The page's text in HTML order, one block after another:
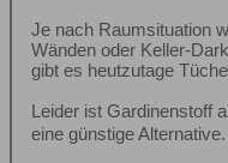
Je nach Raumsituation
Wänden oder Keller-
gibt es heutzutage
Leider ist Gardinenstoff
eine günstige Alternative.